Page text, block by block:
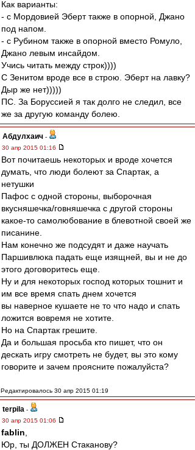
Как варианты:
- с Мордовией Эберт также в опорной, Джано
под напом.
- с Рубином также в опорной вместо Ромуло,
Джано левым инсайдом.
Учись читать между строк))))
С Зенитом вроде все в строю. Эберт на лавку?
Дыр же нет)))))
ПС. За Боруссией я так долго не следил, все
же за другую команду болею.
Абдулхаич -
30 апр 2015 01:16
Вот почитаешь некоторых и вроде хочется
думать, что люди болеют за Спартак, а
нетушки
Пафос с одной стороны, выборочная
вкусняшечка/говняшечка с другой стороны
какое-то самолюбование в блевотной своей же
писанине.
Нам конечно же подсудят и даже научать
Паршивлюка падать еще изящней, вы и не до
этого договоритесь еще.
Ну и для некоторых господ которых тошнит и
им все время спать днем хочется
вы наверное кушаете не то что надо и спать
ложится вовремя не хотите.
Но на Спартак грешите.
Да и большая просьба кто пишет, что он
дескать игру смотреть не будет, вы это кому
говорите и зачем проясните пожалуйста?
Редактировалось 30 апр 2015 01:19
terpila -
30 апр 2015 01:06
fablin
Юр, ты ДОЛЖЕН Стаканову?